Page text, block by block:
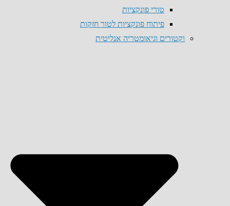
טורי פונקציות
פיתוח פונקציות לטור חזקות
וקטורים וגיאומטריה אנליטית